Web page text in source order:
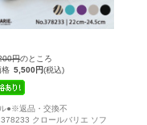
円のところ
格 5,500円(税込)
●※返品・交換不
クロールバリエ ソフ